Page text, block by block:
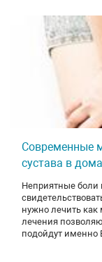
Современные
сустава в
Неприятные боли
нужно лечить
лечения
подойдут именно